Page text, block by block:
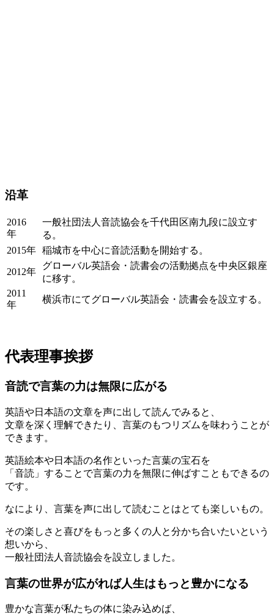
沿革
2016
年
一般社団法人音読協会を千代田区南九段に設立す
る。
2015年 稲城市を中心に音読活動を開始する。
2012年
グローバル英語会・読書会の活動拠点を中央区銀座
に移す。
2011
年
横浜市にてグローバル英語会・読書会を設立する。
代表理事挨拶
音読で言葉の力は無限に広がる
英語や日本語の文章を声に出して読んでみると、
文章を深く理解できたり、言葉のもつリズムを味わうことが
できます。
英語絵本や日本語の名作といった言葉の宝石を
「音読」することで言葉の力を無限に伸ばすこともできるの
です。
なにより、言葉を声に出して読むことはとても楽しいもの。
その楽しさと喜びをもっと多くの人と分かち合いたいという
想いから、
一般社団法人音読協会を設立しました。
言葉の世界が広がれば人生はもっと豊かになる
豊かな言葉が私たちの体に染み込めば、